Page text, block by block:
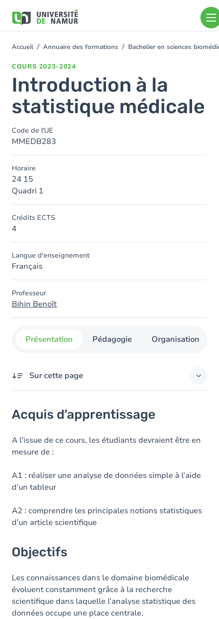
contenu
You
Accueil Annuaire des formations Bachelier en sciences
COURS 2023-2024
Introduction à la
statistique médicale
Code de l'UE
MMEDB283
Horaire
24 15
Quadri 1
Crédits ECTS
4
Langue d'enseignement
Français
Professeur
Bihin Benoît
Présentation Pédagogie Organisation
Sur cette page
Objectifs
Contenu
Exercices
Acquis d'apprentissage
A l’issue de ce cours, les étudiants devraient être en
mesure de :
A1 : réaliser une analyse de données simple à l’aide
d’un tableur
A2 : comprendre les principales notions statistiques
d’un article scientifique
Objectifs
Les connaissances dans le domaine biomédicale
évoluent constamment grâce à la recherche
scientifique dans laquelle l’analyse statistique des
données occupe une place centrale.